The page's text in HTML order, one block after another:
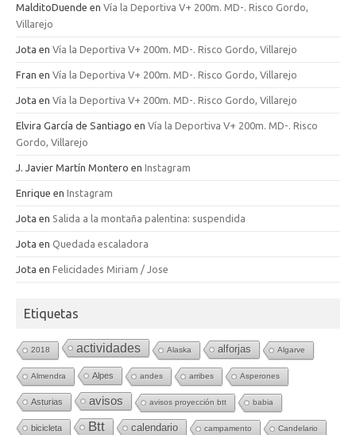
MalditoDuende en Vía la Deportiva V+ 200m. MD-. Risco Gordo,
Villarejo
Jota en Vía la Deportiva V+ 200m. MD-. Risco Gordo, Villarejo
Fran en Vía la Deportiva V+ 200m. MD-. Risco Gordo, Villarejo
Jota en Vía la Deportiva V+ 200m. MD-. Risco Gordo, Villarejo
Elvira García de Santiago en Vía la Deportiva V+ 200m. MD-. Risco
Gordo, Villarejo
J. Javier Martín Montero en Instagram
Enrique en Instagram
Jota en Salida a la montaña palentina: suspendida
Jota en Quedada escaladora
Jota en Felicidades Miriam / Jose
Etiquetas
2018 actividades Alaska alforjas Algarve
Almendra Alpes andes arribes Asperones
Asturias avisos avisos proyección btt babia
bicicleta Btt calendario campamento Candelario